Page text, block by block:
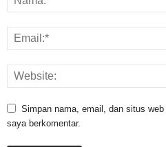
Simpan nama, email, dan situs
saya berkomentar.